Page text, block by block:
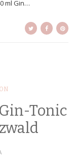
ml Gin…
Tonic